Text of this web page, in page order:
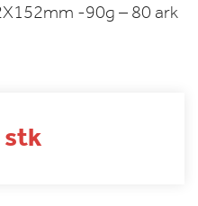
-90g – 80 ark
stk